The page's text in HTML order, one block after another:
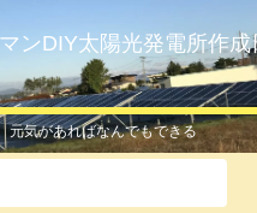
ンDIY太陽光発電所作成
元気があればなんでもできる